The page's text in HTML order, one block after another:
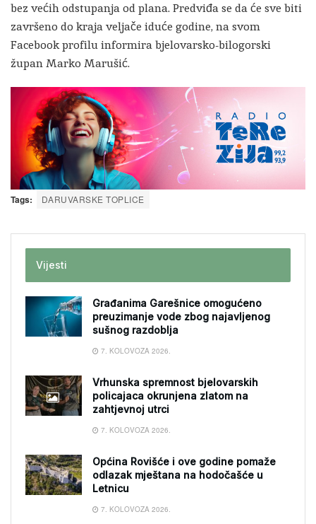
bez većih odstupanja od plana. Predviđa se da će sve biti
završeno do kraja veljače iduće godine, na svom
Facebook profilu informira bjelovarsko-bilogorski
župan Marko Marušić.
Tags: DARUVARSKE TOPLICE
Vijesti
Građanima Garešnice omogućeno
preuzimanje vode zbog najavljenog
sušnog razdoblja
7. KOLOVOZA 2026.
Vrhunska spremnost bjelovarskih
policajaca okrunjena zlatom na
zahtjevnoj utrci
7. KOLOVOZA 2026.
Općina Rovišće i ove godine pomaže
odlazak mještana na hodočašće u
Letnicu
7. KOLOVOZA 2026.